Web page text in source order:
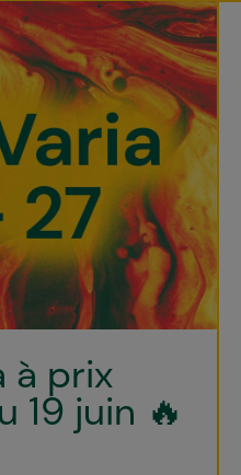
à prix
19 juin 🔥